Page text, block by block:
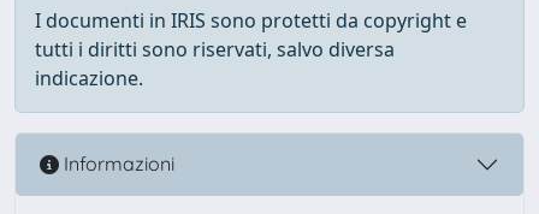
I documenti in IRIS sono protetti da copyright e
tutti i diritti sono riservati, salvo diversa
indicazione.
Informazioni